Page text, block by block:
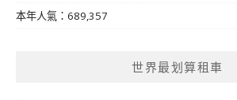
本年人氣：689,357
世界最划算租車